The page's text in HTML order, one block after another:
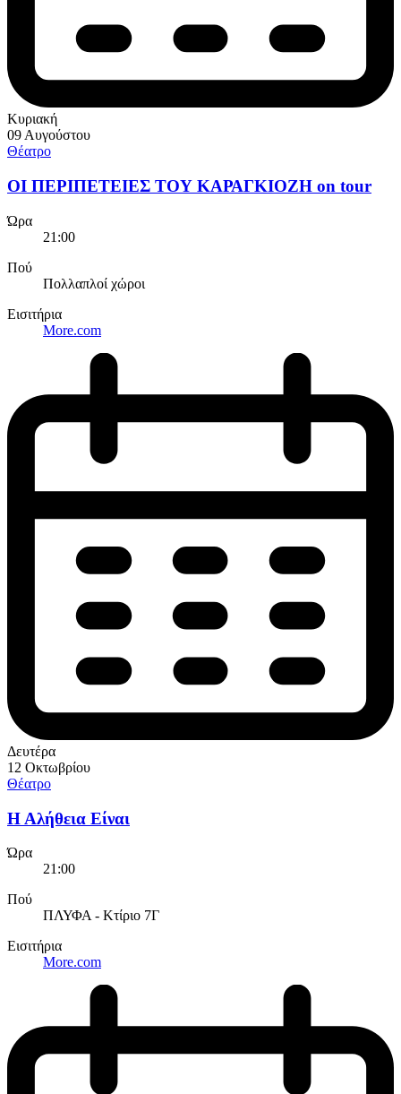
Κυριακή
09 Αυγούστου
Θέατρο
ΟΙ ΠΕΡΙΠΕΤΕΙΕΣ ΤΟΥ ΚΑΡΑΓΚΙΟΖΗ on tour
Ώρα
21:00
Πού
Πολλαπλοί χώροι
Εισιτήρια
More.com
Δευτέρα
12 Οκτωβρίου
Θέατρο
Η Αλήθεια Είναι
Ώρα
21:00
Πού
ΠΛΥΦΑ - Κτίριο 7Γ
Εισιτήρια
More.com